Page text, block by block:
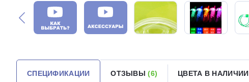
СПЕЦИФИКАЦИИ ОТЗЫВЫ(6) ЦВЕТА В НАЛИЧИИ